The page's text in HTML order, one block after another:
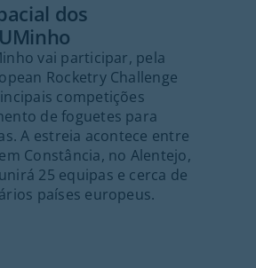
dos
vai participar, pela
Rocketry Challenge
competições
de foguetes para
A estreia acontece entre
Constância, no Alentejo,
25 equipas e cerca de
países europeus.